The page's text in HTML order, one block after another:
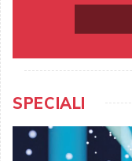
SPECIALI